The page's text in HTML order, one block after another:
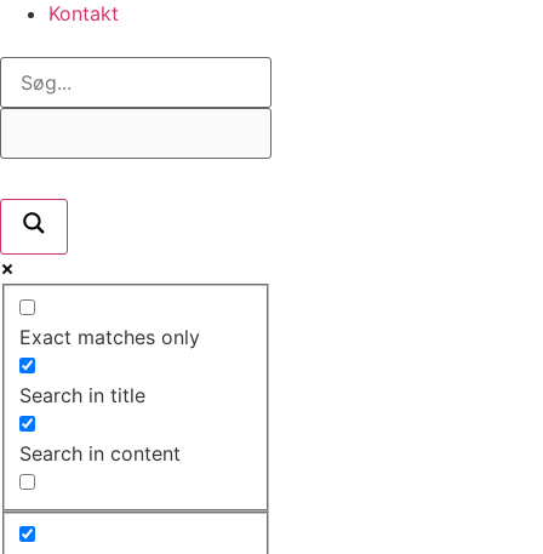
Kontakt
Exact matches only
Search in title
Search in content